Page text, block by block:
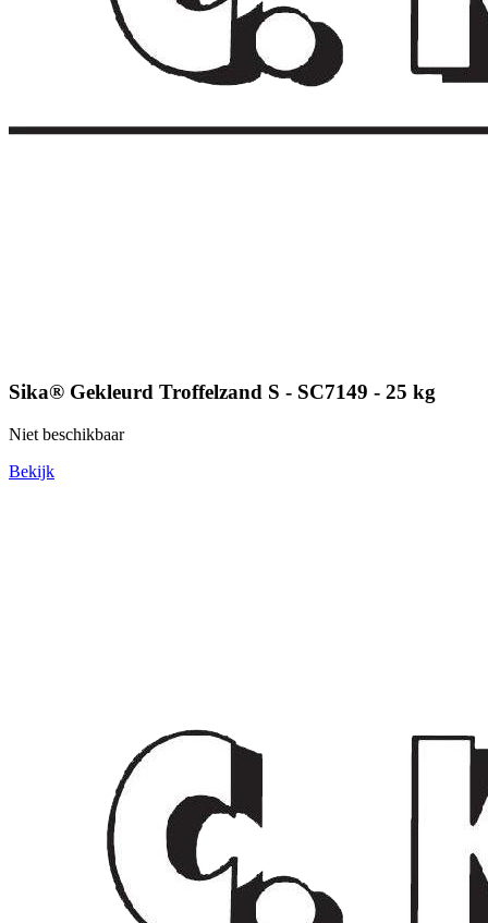
Sika® Gekleurd Troffelzand S - SC7149 - 25 kg
Niet beschikbaar
Bekijk